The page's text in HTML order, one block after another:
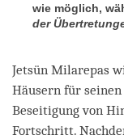
wie möglich,
der
Jetsün Milarepas
Häusern für
Beseitigung von
Fortschritt.